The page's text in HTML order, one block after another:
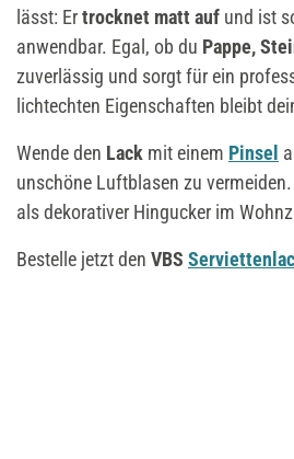
lässt: Ertrocknet matt auf und ist
anwendbar. Egal, ob du Pappe,
zuverlässig und sorgt für ein
lichtechten Eigenschaften bleibt
Wende den Lack mit einem Pinsel
unschöne Luftblasen zu
als dekorativer Hingucker im
Bestelle jetzt den VBS